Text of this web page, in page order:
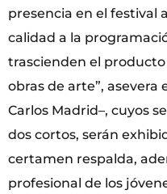
presencia en el festival
calidad a la
trascienden el
obras de arte”, asevera
Carlos Madrid–, cuyos
dos cortos, serán
certamen respalda,
profesional de los